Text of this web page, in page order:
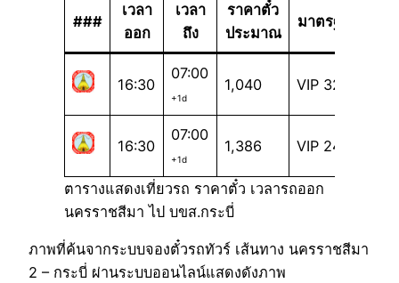
###
เวลา
ออก
เวลา
ถึง
ราคาตั๋ว
ประมาณ
มาตรฐาน
16:30
07:00
+1d
1,040 VIP 32
16:30
07:00
+1d
1,386 VIP 24
ตารางแสดงเที่ยวรถ ราคาตั๋ว เวลารถออก
นครราชสีมา ไป บขส.กระบี่
ภาพที่ค้นจากระบบจองตั๋วรถทัวร์ เส้นทาง นครราชสีมา
2 – กระบี่ ผ่านระบบออนไลน์แสดงดังภาพ